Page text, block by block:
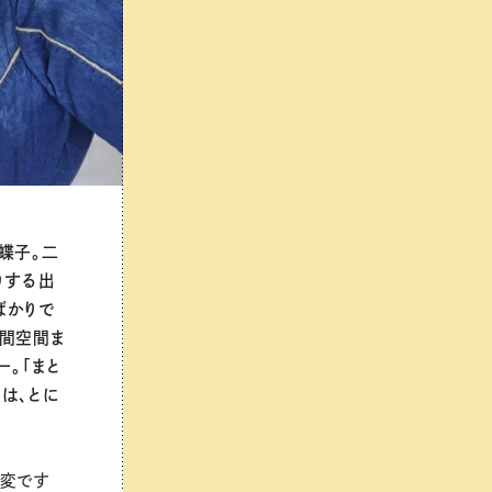
子。二
する出
かりで
空間ま
「まと
、とに
です